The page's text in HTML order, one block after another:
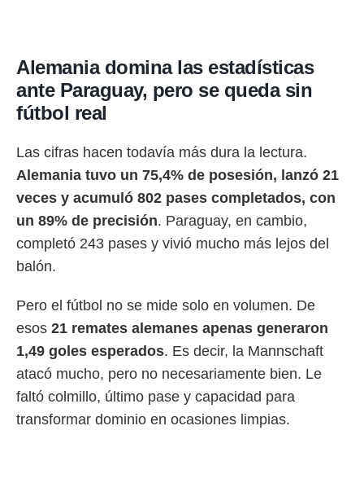
Alemania domina las estadísticas
ante Paraguay, pero se queda sin
fútbol real
Las cifras hacen todavía más dura la lectura.
Alemania tuvo un 75,4% de posesión, lanzó 21
veces y acumuló 802 pases completados, con
un 89% de precisión. Paraguay, en cambio,
completó 243 pases y vivió mucho más lejos del
balón.
Pero el fútbol no se mide solo en volumen. De
esos 21 remates alemanes apenas generaron
1,49 goles esperados. Es decir, la Mannschaft
atacó mucho, pero no necesariamente bien. Le
faltó colmillo, último pase y capacidad para
transformar dominio en ocasiones limpias.